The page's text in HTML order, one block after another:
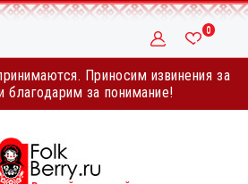
Приносим извинения за
благодарим за понимание!
0